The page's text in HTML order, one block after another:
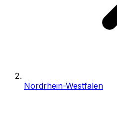
Nordrhein-Westfalen